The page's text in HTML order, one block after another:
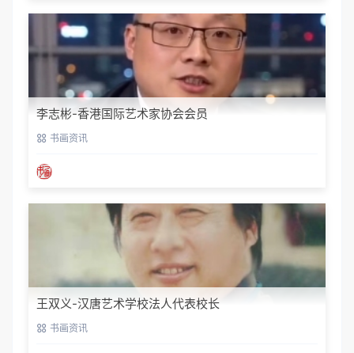
李志彬-香港国际艺术家协会会员
书画资讯
王双义-汉唐艺术学校法人代表校长
书画资讯